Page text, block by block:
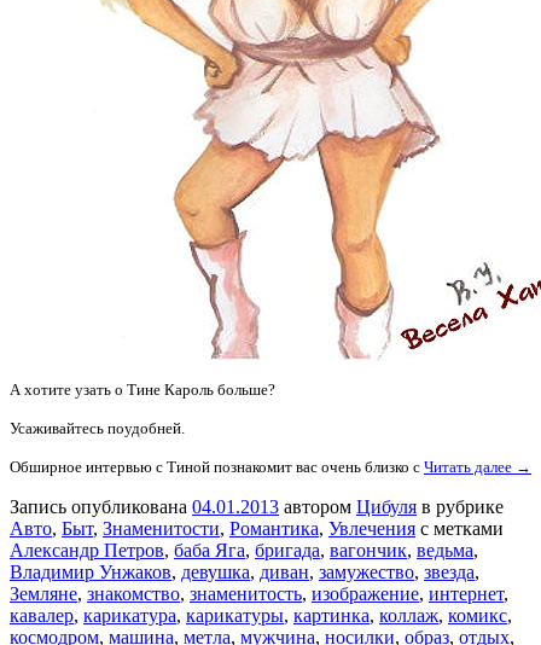
А хотите узать о Тине Кароль больше?
Усаживайтесь поудобней.
Обширное интервью с Тиной познакомит вас очень близко с Читать далее →
Запись опубликована 04.01.2013 автором Цибуля в рубрике
Авто, Быт, Знаменитости, Романтика, Увлечения с метками
Александр Петров, баба Яга, бригада, вагончик, ведьма,
Владимир Унжаков, девушка, диван, замужество, звезда,
Земляне, знакомство, знаменитость, изображение, интернет,
кавалер, карикатура, карикатуры, картинка, коллаж, комикс,
космодром, машина, метла, мужчина, носилки, образ, отдых,